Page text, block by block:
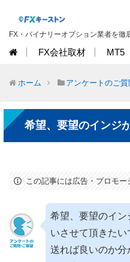
FX・バイナリーオプション業者を徹
FX会社取材 MT5
ホーム アンケートのご
希望、要望のインジ
この記事には広告・プロモ
希望、要望のイ
いさせて頂きた
送れば良いのか分